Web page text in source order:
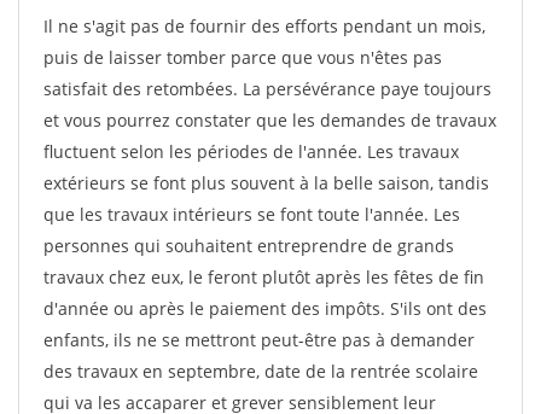
Il ne s'agit pas de fournir des efforts pendant un mois,
puis de laisser tomber parce que vous n'êtes pas
satisfait des retombées. La persévérance paye toujours
et vous pourrez constater que les demandes de travaux
fluctuent selon les périodes de l'année. Les travaux
extérieurs se font plus souvent à la belle saison, tandis
que les travaux intérieurs se font toute l'année. Les
personnes qui souhaitent entreprendre de grands
travaux chez eux, le feront plutôt après les fêtes de fin
d'année ou après le paiement des impôts. S'ils ont des
enfants, ils ne se mettront peut-être pas à demander
des travaux en septembre, date de la rentrée scolaire
qui va les accaparer et grever sensiblement leur